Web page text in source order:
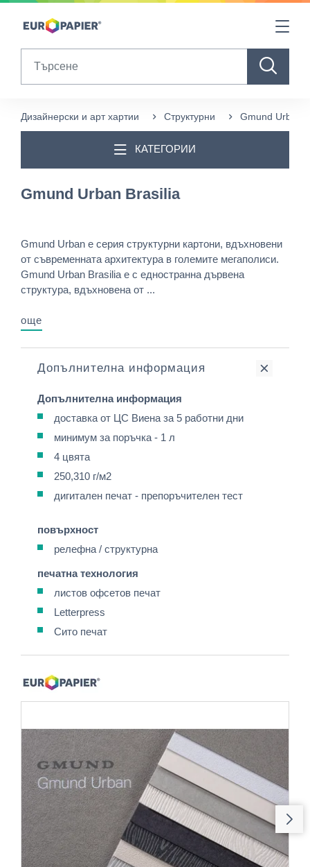
Table Of Content
Дизайнерски и арт хартии Структурни Gmund Urban
КАТЕГОРИИ
Gmund Urban Brasilia
Gmund Urban е серия структурни картони, вдъхновени
от съвременната архитектура в големите мегаполиси.
Gmund Urban Brasilia e с едностранна дървена
структура, вдъхновена от ...
още
Допълнителна информация
Допълнителна информация
доставка от ЦС Виена за 5 работни дни
минимум за поръчка - 1 л
4 цвята
250,310 г/м2
дигитален печат - препоръчителен тест
повърхност
релефна / структурна
печатна технология
листов офсетов печат
Letterpress
Сито печат